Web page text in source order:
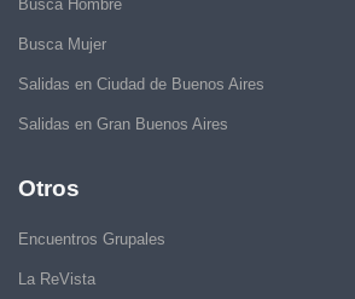
Busca Hombre
Busca Mujer
Salidas en Ciudad de Buenos Aires
Salidas en Gran Buenos Aires
Otros
Encuentros Grupales
La ReVista